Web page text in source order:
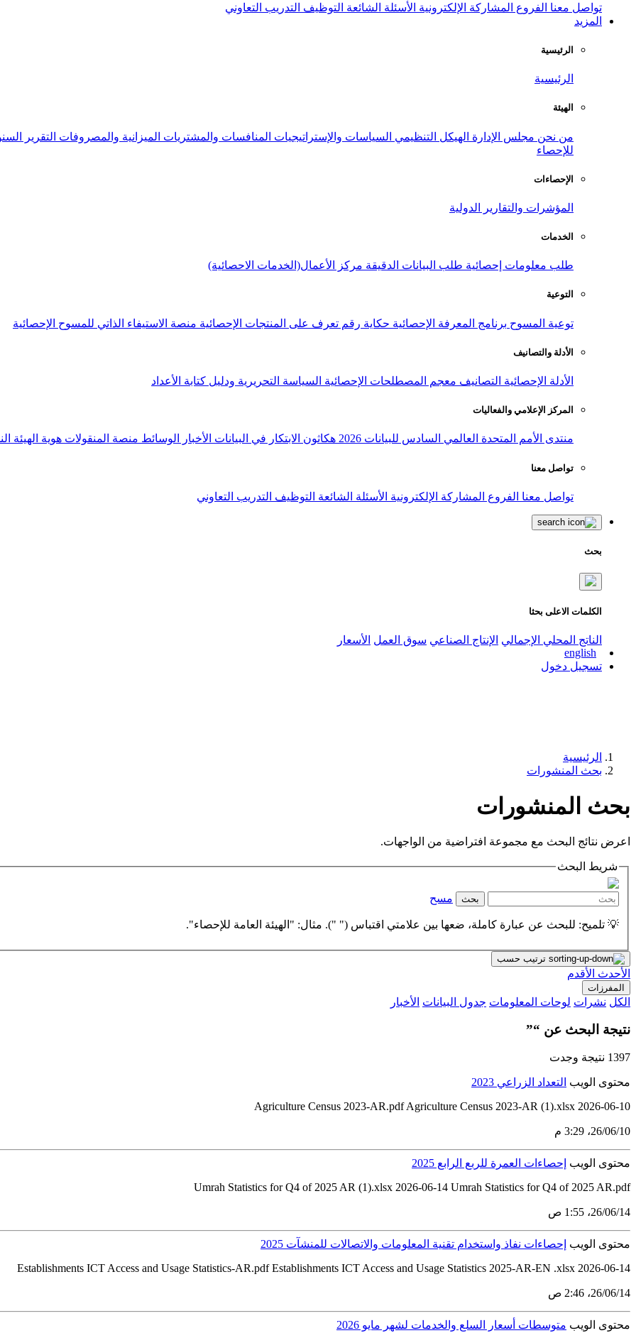
تواصل معنا الفروع المشاركة الإلكترونية الأسئلة الشائعة التوظيف التدريب التعاوني
المزيد
الرئيسية
الرئيسية
الهيئة
من نحن مجلس الإدارة الهيكل التنظيمي السياسات والإستراتيجيات المنافسات والمشتريات الميزانية والمصروفات التقرير
للإحصاء
الإحصاءات
المؤشرات والتقارير الدولية
الخدمات
طلب معلومات إحصائية طلب البيانات الدقيقة مركز الأعمال(الخدمات الاحصائية)
التوعية
توعية المسوح برنامج المعرفة الإحصائية حكاية رقم تعرف على المنتجات الإحصائية منصة الاستيفاء الذاتي للمسوح الإحصائية
الأدلة والتصانيف
الأدلة الإحصائية التصانيف معجم المصطلحات الإحصائية السياسة التحريرية ودليل كتابة الأعداد
المركز الإعلامي والفعاليات
منتدى الأمم المتحدة العالمي السادس للبيانات 2026 هكاثون الابتكار في البيانات الأخبار الوسائط منصة المنقولات هوية الهيئة
تواصل معنا
تواصل معنا الفروع المشاركة الإلكترونية الأسئلة الشائعة التوظيف التدريب التعاوني
بحث
الكلمات الاعلى بحثا
الناتج المحلي الإجمالي الإنتاج الصناعي سوق العمل الأسعار
english
تسجيل دخول
الرئيسية
بحث المنشورات
بحث المنشورات
اعرض نتائج البحث مع مجموعة افتراضية من الواجهات.
شريط البحث
بحث مسح
💡 تلميح: للبحث عن عبارة كاملة، ضعها بين علامتي اقتباس (" "). مثال: "الهيئة العامة للإحصاء".
ترتيب حسب
الأحدث الأقدم
المفرزات
الكل نشرات لوحات المعلومات جدول البيانات الأخبار
نتيجة البحث عن “”
1397 نتيجة وجدت
محتوى الويب التعداد الزراعي 2023
Agriculture Census 2023-AR.pdf Agriculture Census 2023-AR (1).xlsx 2026-06-10
10‏/06‏/26، 3:29 م
محتوى الويب إحصاءات العمرة للربع الرابع 2025
Umrah Statistics for Q4 of 2025 AR (1).xlsx 2026-06-14 Umrah Statistics for Q4 of 2025 AR.pdf
14‏/06‏/26، 1:55 ص
محتوى الويب إحصاءات نفاذ واستخدام تقنية المعلومات والاتصالات للمنشآت 2025
Establishments ICT Access and Usage Statistics-AR.pdf Establishments ICT Access and Usage Statistics 2025-AR-EN .xlsx 2026-06-14
14‏/06‏/26، 2:46 ص
محتوى الويب متوسطات أسعار السلع والخدمات لشهر مايو 2026